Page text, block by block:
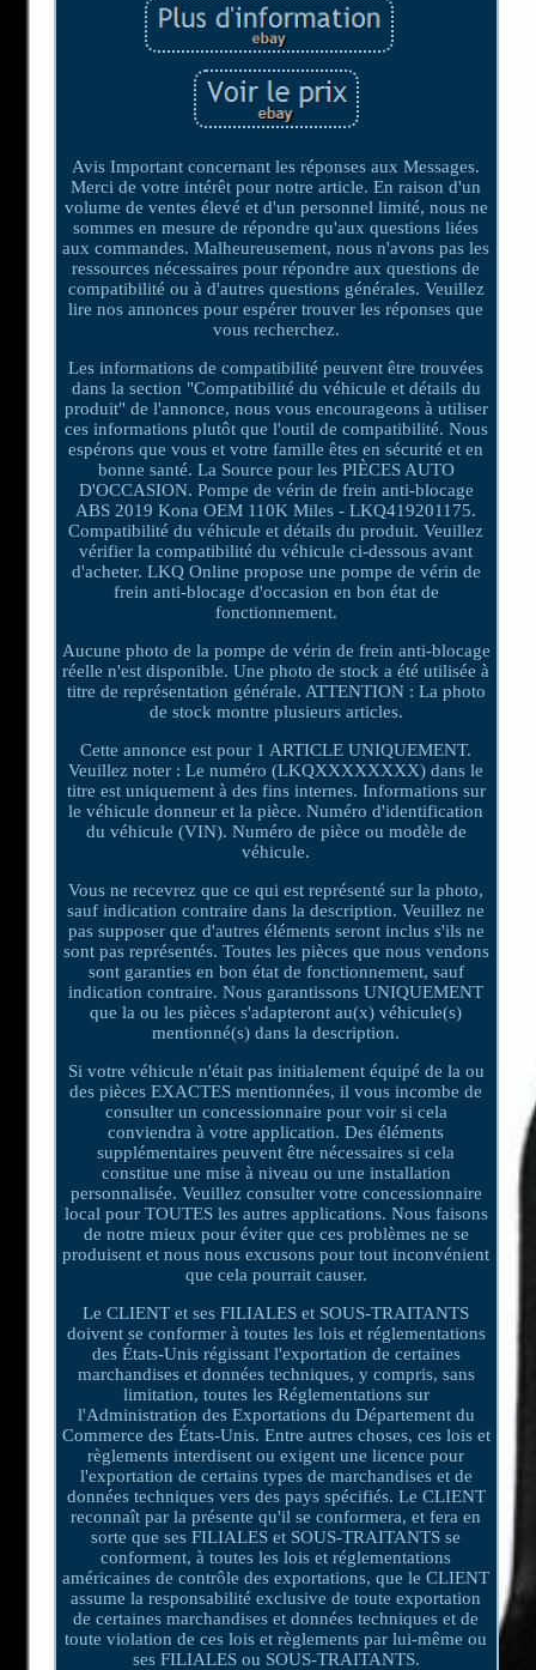
Avis Important concernant les réponses aux Messages.
Merci de votre intérêt pour notre article. En raison d'un
volume de ventes élevé et d'un personnel limité, nous ne
sommes en mesure de répondre qu'aux questions liées
aux commandes. Malheureusement, nous n'avons pas les
ressources nécessaires pour répondre aux questions de
compatibilité ou à d'autres questions générales. Veuillez
lire nos annonces pour espérer trouver les réponses que
vous recherchez.
Les informations de compatibilité peuvent être trouvées
dans la section "Compatibilité du véhicule et détails du
produit" de l'annonce, nous vous encourageons à utiliser
ces informations plutôt que l'outil de compatibilité. Nous
espérons que vous et votre famille êtes en sécurité et en
bonne santé. La Source pour les PIÈCES AUTO
D'OCCASION. Pompe de vérin de frein anti-blocage
ABS 2019 Kona OEM 110K Miles - LKQ419201175.
Compatibilité du véhicule et détails du produit. Veuillez
vérifier la compatibilité du véhicule ci-dessous avant
d'acheter. LKQ Online propose une pompe de vérin de
frein anti-blocage d'occasion en bon état de
fonctionnement.
Aucune photo de la pompe de vérin de frein anti-blocage
réelle n'est disponible. Une photo de stock a été utilisée à
titre de représentation générale. ATTENTION : La photo
de stock montre plusieurs articles.
Cette annonce est pour 1 ARTICLE UNIQUEMENT.
Veuillez noter : Le numéro (LKQXXXXXXXX) dans le
titre est uniquement à des fins internes. Informations sur
le véhicule donneur et la pièce. Numéro d'identification
du véhicule (VIN). Numéro de pièce ou modèle de
véhicule.
Vous ne recevrez que ce qui est représenté sur la photo,
sauf indication contraire dans la description. Veuillez ne
pas supposer que d'autres éléments seront inclus s'ils ne
sont pas représentés. Toutes les pièces que nous vendons
sont garanties en bon état de fonctionnement, sauf
indication contraire. Nous garantissons UNIQUEMENT
que la ou les pièces s'adapteront au(x) véhicule(s)
mentionné(s) dans la description.
Si votre véhicule n'était pas initialement équipé de la ou
des pièces EXACTES mentionnées, il vous incombe de
consulter un concessionnaire pour voir si cela
conviendra à votre application. Des éléments
supplémentaires peuvent être nécessaires si cela
constitue une mise à niveau ou une installation
personnalisée. Veuillez consulter votre concessionnaire
local pour TOUTES les autres applications. Nous faisons
de notre mieux pour éviter que ces problèmes ne se
produisent et nous nous excusons pour tout inconvénient
que cela pourrait causer.
Le CLIENT et ses FILIALES et SOUS-TRAITANTS
doivent se conformer à toutes les lois et réglementations
des États-Unis régissant l'exportation de certaines
marchandises et données techniques, y compris, sans
limitation, toutes les Réglementations sur
l'Administration des Exportations du Département du
Commerce des États-Unis. Entre autres choses, ces lois et
règlements interdisent ou exigent une licence pour
l'exportation de certains types de marchandises et de
données techniques vers des pays spécifiés. Le CLIENT
reconnaît par la présente qu'il se conformera, et fera en
sorte que ses FILIALES et SOUS-TRAITANTS se
conforment, à toutes les lois et réglementations
américaines de contrôle des exportations, que le CLIENT
assume la responsabilité exclusive de toute exportation
de certaines marchandises et données techniques et de
toute violation de ces lois et règlements par lui-même ou
ses FILIALES ou SOUS-TRAITANTS.